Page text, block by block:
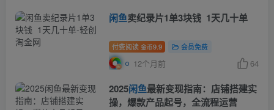
闲鱼卖纪录片1单3块钱 1天几十单
付费阅读 金币9.9 会员免费
12个月前 64
2025闲鱼最新变现指南：店铺搭建实
操，爆款产品起号，全流程运营